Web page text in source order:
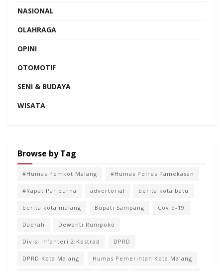
NASIONAL
OLAHRAGA
OPINI
OTOMOTIF
SENI & BUDAYA
WISATA
Browse by Tag
#Humas Pemkot Malang #Humas Polres Pamekasan
#Rapat Paripurna advertorial berita kota batu
berita kota malang Bupati Sampang Covid-19
Daerah Dewanti Rumpoko
Divisi Infanteri 2 Kostrad DPRD
DPRD Kota Malang Humas Pemerintah Kota Malang